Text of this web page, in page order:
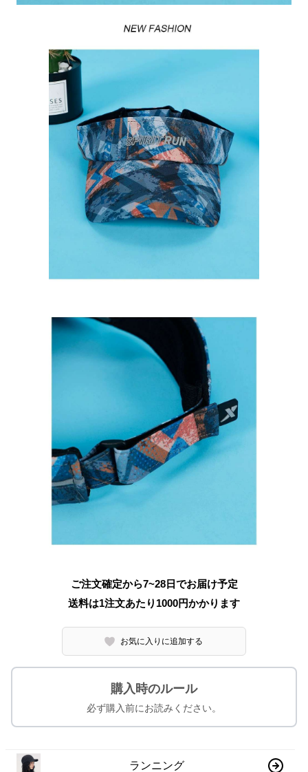
ご注文確定から7~28日でお届け予定
送料は1注文あたり 1000円かかります
お気に入りに追加する
購入時のルール
必ず購入前にお読みください。
ランニング